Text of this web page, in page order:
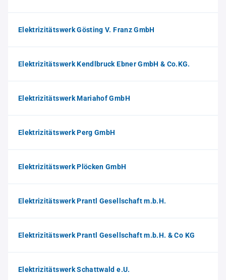
Elektrizitätswerk Gösting V. Franz GmbH
Elektrizitätswerk Kendlbruck Ebner GmbH & Co.KG.
Elektrizitätswerk Mariahof GmbH
Elektrizitätswerk Perg GmbH
Elektrizitätswerk Plöcken GmbH
Elektrizitätswerk Prantl Gesellschaft m.b.H.
Elektrizitätswerk Prantl Gesellschaft m.b.H. & Co KG
Elektrizitätswerk Schattwald e.U.